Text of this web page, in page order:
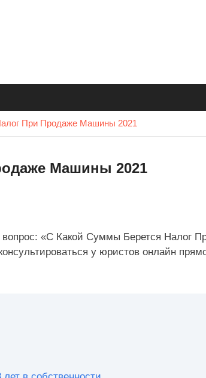
При Продаже Машины 2021
Машины 2021
вопрос: «С Какой Суммы Берется Налог
у юристов онлайн